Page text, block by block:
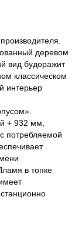
деревом
вид будоражит
классическом
интерьер
+ 932 мм,
потребляемой
в топке